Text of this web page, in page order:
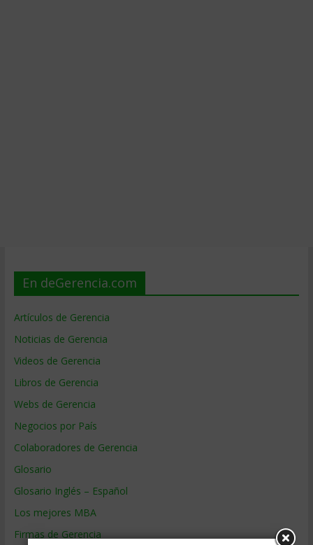
En deGerencia.com
Artículos de Gerencia
Noticias de Gerencia
Videos de Gerencia
Libros de Gerencia
Webs de Gerencia
Negocios por País
Colaboradores de Gerencia
Glosario
Glosario Inglés – Español
Los mejores MBA
Firmas de Gerencia